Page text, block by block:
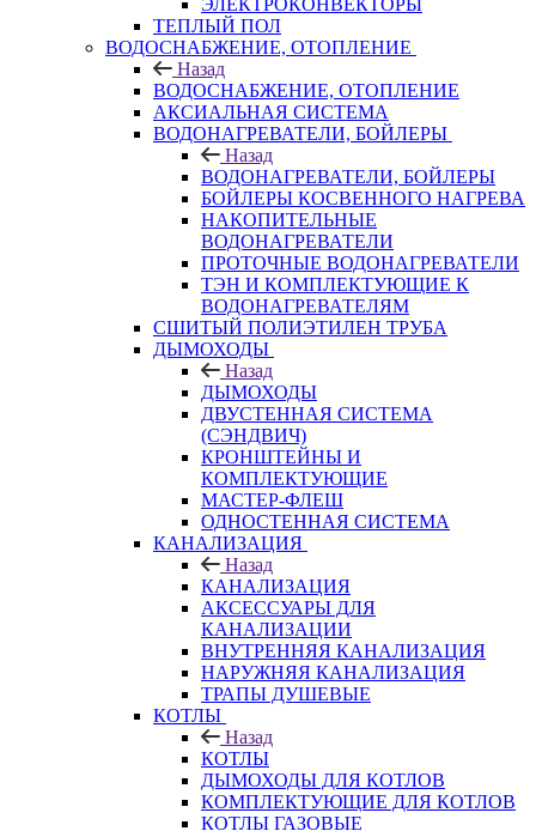
ЭЛЕКТРОКОНВЕКТОРЫ
ТЕПЛЫЙ ПОЛ
ВОДОСНАБЖЕНИЕ, ОТОПЛЕНИЕ
Назад
ВОДОСНАБЖЕНИЕ, ОТОПЛЕНИЕ
АКСИАЛЬНАЯ СИСТЕМА
ВОДОНАГРЕВАТЕЛИ, БОЙЛЕРЫ
Назад
ВОДОНАГРЕВАТЕЛИ, БОЙЛЕРЫ
БОЙЛЕРЫ КОСВЕННОГО НАГРЕВА
НАКОПИТЕЛЬНЫЕ
ВОДОНАГРЕВАТЕЛИ
ПРОТОЧНЫЕ ВОДОНАГРЕВАТЕЛИ
ТЭН И КОМПЛЕКТУЮЩИЕ К
ВОДОНАГРЕВАТЕЛЯМ
СШИТЫЙ ПОЛИЭТИЛЕН ТРУБА
ДЫМОХОДЫ
Назад
ДЫМОХОДЫ
ДВУСТЕННАЯ СИСТЕМА
(СЭНДВИЧ)
КРОНШТЕЙНЫ И
КОМПЛЕКТУЮЩИЕ
МАСТЕР-ФЛЕШ
ОДНОСТЕННАЯ СИСТЕМА
КАНАЛИЗАЦИЯ
Назад
КАНАЛИЗАЦИЯ
АКСЕССУАРЫ ДЛЯ
КАНАЛИЗАЦИИ
ВНУТРЕННЯЯ КАНАЛИЗАЦИЯ
НАРУЖНЯЯ КАНАЛИЗАЦИЯ
ТРАПЫ ДУШЕВЫЕ
КОТЛЫ
Назад
КОТЛЫ
ДЫМОХОДЫ ДЛЯ КОТЛОВ
КОМПЛЕКТУЮЩИЕ ДЛЯ КОТЛОВ
КОТЛЫ ГАЗОВЫЕ